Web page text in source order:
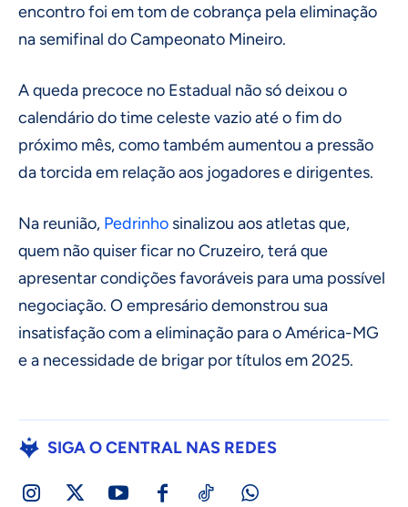
encontro foi em tom de cobrança pela eliminação
na semifinal do Campeonato Mineiro.
A queda precoce no Estadual não só deixou o
calendário do time celeste vazio até o fim do
próximo mês, como também aumentou a pressão
da torcida em relação aos jogadores e dirigentes.
Na reunião, Pedrinho sinalizou aos atletas que,
quem não quiser ficar no Cruzeiro, terá que
apresentar condições favoráveis para uma possível
negociação. O empresário demonstrou sua
insatisfação com a eliminação para o América-MG
e a necessidade de brigar por títulos em 2025.
SIGA O CENTRAL NAS REDES